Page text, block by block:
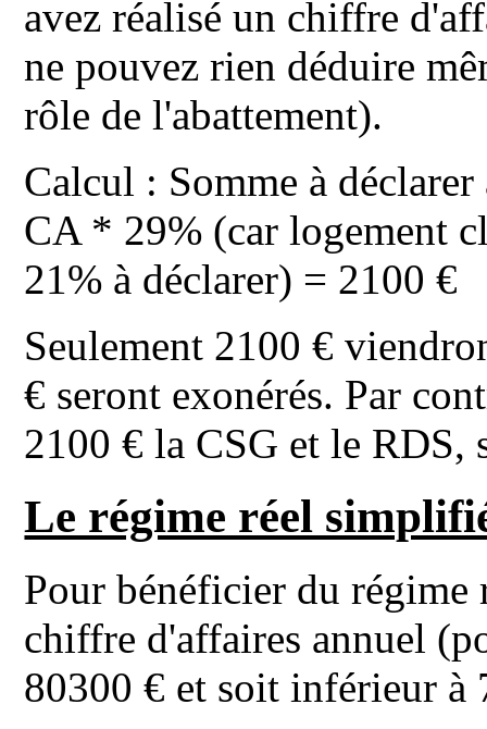
avez réalisé un chiffre
ne pouvez rien déduire
rôle de l'abattement).
Calcul : Somme à
CA * 29% (car logement
21% à déclarer) = 2100 €
Seulement 2100 €
€ seront exonérés. Par
2100 € la CSG et le RDS,
Le régime réel
Pour bénéficier du
chiffre d'affaires annuel
80300 € et soit inférieur à